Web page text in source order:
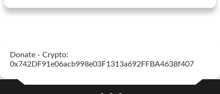
Donate - Crypto:
0x742DF91e06acb998e03F1313a692FFBA4638f407